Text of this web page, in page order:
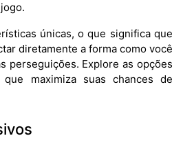
únicas, o que significa que
diretamente a forma como você
perseguições. Explore as opções
maximiza suas chances de